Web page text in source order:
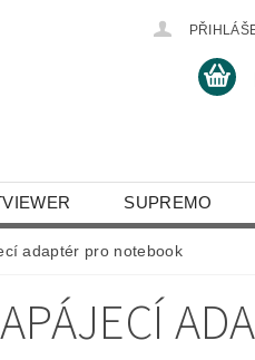
SUPREMO
adaptér pro notebook